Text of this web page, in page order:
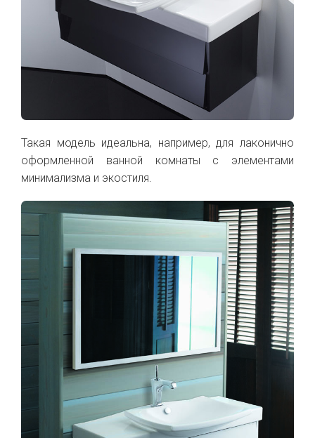
Такая модель идеальна, например, для лаконично
оформленной ванной комнаты с элементами
минимализма и экостиля.